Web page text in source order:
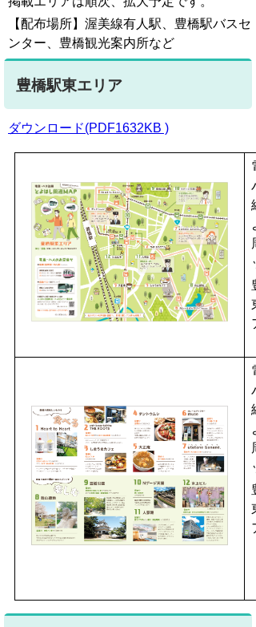
【配布場所】渥美線有人駅、豊橋駅バスセ
ンター、豊橋観光案内所など
豊橋駅東エリア
ダウンロード(PDF1632KB )